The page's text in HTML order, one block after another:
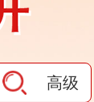
高级